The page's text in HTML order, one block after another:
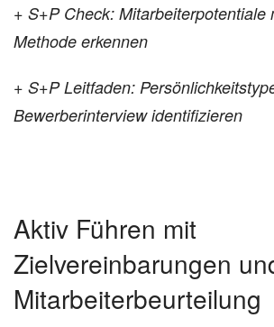
+ S+P Check: Mitarbeiterpotentiale
Methode erkennen
+ S+P Leitfaden:
Bewerberinterview identifizieren
Aktiv Führen mit
Zielvereinbarungen
Mitarbeiterbeurteilung